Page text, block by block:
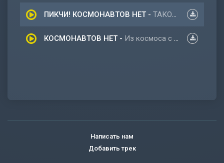
ПИКЧИ! КОСМОНАВТОВ НЕТ - ТАКОЙ ЖЕ КАК И Я
КОСМОНАВТОВ НЕТ - Из космоса с любовью
Написать нам
Добавить трек